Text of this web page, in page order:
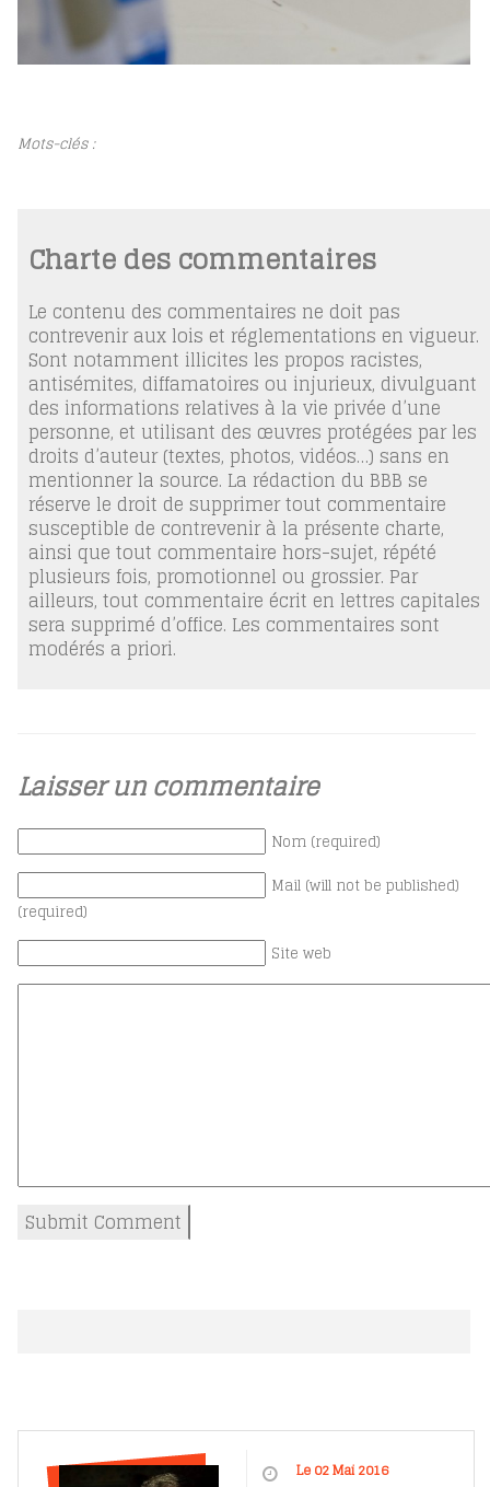
Mots-clés :
Charte des commentaires
Le contenu des commentaires ne doit pas
contrevenir aux lois et réglementations en vigueur.
Sont notamment illicites les propos racistes,
antisémites, diffamatoires ou injurieux, divulguant
des informations relatives à la vie privée d’une
personne, et utilisant des œuvres protégées par les
droits d’auteur (textes, photos, vidéos…) sans en
mentionner la source. La rédaction du BBB se
réserve le droit de supprimer tout commentaire
susceptible de contrevenir à la présente charte,
ainsi que tout commentaire hors-sujet, répété
plusieurs fois, promotionnel ou grossier. Par
ailleurs, tout commentaire écrit en lettres capitales
sera supprimé d’office. Les commentaires sont
modérés a priori.
Laisser un commentaire
Nom (required)
Mail (will not be published)
(required)
Site web
Le 02 Mai 2016